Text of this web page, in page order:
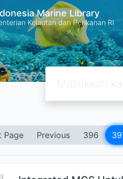
Marine Library
Kelautan dan Perikanan RI
Page Previous 396